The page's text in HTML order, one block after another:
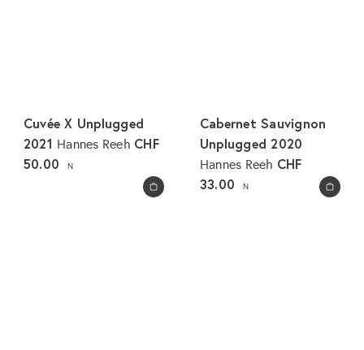
In den Warenkorb legen
Cuvée X Unplugged
2021 Hannes Reeh CHF
50.00
N
In den Warenkorb legen
Cabernet Sauvignon
Unplugged 2020
Hannes Reeh CHF
33.00
N